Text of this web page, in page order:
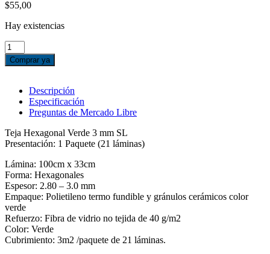
$55,00
Hay existencias
TEJA
HEXAGONAL
VERDE
láminas
Comprar ya
Descripción
Especificación
Preguntas de Mercado Libre
Teja Hexagonal Verde 3 mm SL
Presentación: 1 Paquete (21 láminas)
Lámina: 100cm x 33cm
Forma: Hexagonales
Espesor: 2.80 – 3.0 mm
Empaque: Polietileno termo fundible y gránulos cerámicos color
verde
Refuerzo: Fibra de vidrio no tejida de 40 g/m2
Color: Verde
Cubrimiento: 3m2 /paquete de 21 láminas.